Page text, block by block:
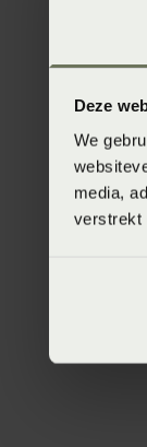
Deze
We
media,
verstrekt